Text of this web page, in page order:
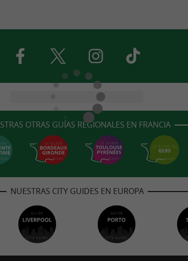
OTRAS GUÍAS REGIONALES EN FRANCIA
NUESTRAS CITY GUIDES EN EUROPA